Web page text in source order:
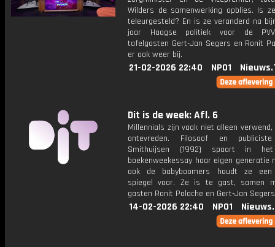
Wilders de samenwerking opblies. Is
teleurgesteld? En is ze veranderd na
jaar Haagse politiek voor de
tafelgasten Gert-Jan Segers en Ronit
er ook weer bij.
21-02-2026 22:40 NPO1
Dit is de week: Afl. 6
Millennials zijn vaak niet alleen
ontevreden. Filosoof en
Smithuijsen (1992) spaart in
boekenweekessay haar eigen generatie
ook de babyboomers houdt ze een
spiegel voor. Ze is te gast, samen
gasten Ronit Palache en Gert-Jan
14-02-2026 22:40 NPO1